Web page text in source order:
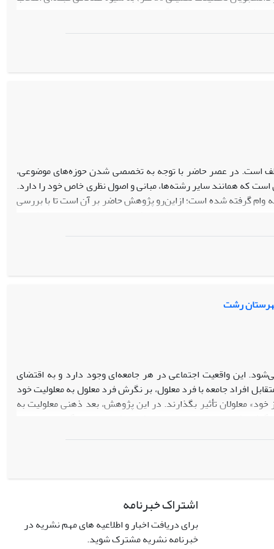
نشان داد تمایل و انگیزه کافی برای اجرای این دوره‌ها در بین
لحاظ منابع اطلاعاتی، امکانات فضای آموزشی، فرهنگی و مدیریتی
سیاسی و اعتیاد، فلسفه تحلیل زبانی و مدیریت قراردادهای
است. در عصر حاضر با توجه به تخصصی شدن حوزه‌های موضوعی،
است که همانند سایر رشته‌ها، مبانی و اصول نظری خاص خود را دارد.
گرفته شده است؛ از‌این‌رو پژوهش حاضر بر آن است تا با بررسی
ترتیب ماهیت میان‌رشته‌ای کتابداری و اطلاع‌رسانی را مشخص
رشت
این واقعیت اجتماعی در هر جامعه‌ای وجود دارد و به اقتضای
افراد جامعه با فرد معلول، بر نگرش فرد معلول به معلولیت خود
معلولان تأثیر بگذارند. در این پژوهش، بعد ذهنی معلولیت به
شده است. بنابراین از رویکرد نظری برساخت‌گرایانه استفاده
آن و برجسته کردن بعد ذهنی معلولیت هستند. روش جمع‌آوری
و تحلیل داده‌ها استفاده شده است. نتایج نشان داد فرد معلول
می‌تواند زندگی همراه با خوشبختی داشته باشند کهسلامتی خود را
اشتراک خبرنامه
برای دریافت اخبار و اطلاعیه های مهم نشریه در
خبرنامه نشریه مشترک شوید.